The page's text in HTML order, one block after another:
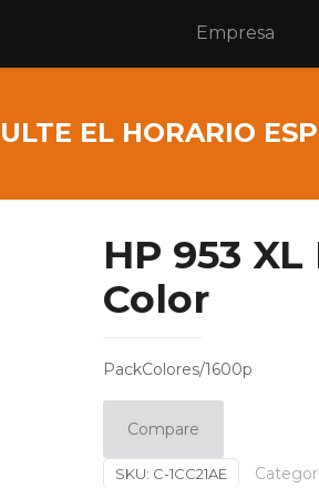
Empresa
EL HORARIO
HP 953
Color
PackColores/1600p
Compare
SKU: C-1CC21AE